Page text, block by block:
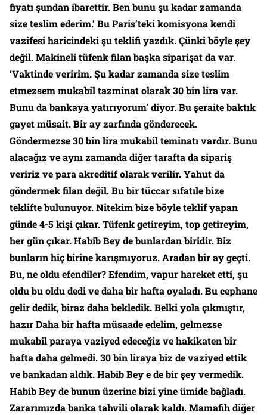
fiyatı şundan ibarettir. Ben bunu şu kadar zamanda
size teslim ederim.’ Bu Paris’teki komisyona kendi
vazifesi haricindeki şu teklifi yazdık. Çünki böyle şey
değil. Makineli tüfenk filan başka siparişat da var.
‘Vaktinde veririm. Şu kadar zamanda size teslim
etmezsem mukabil tazminat olarak 30 bin lira var.
Bunu da bankaya yatırıyorum’ diyor. Bu şeraite baktık
gayet müsait. Bir ay zarfında gönderecek.
Göndermezse 30 bin lira mukabil teminatı vardır. Bunu
alacağız ve aynı zamanda diğer tarafta da sipariş
veririz ve para akreditif olarak verilir. Yahut da
göndermek filan değil. Bu bir tüccar sıfatıle bize
teklifte bulunuyor.Nitekim bize böyle teklif yapan
günde 4-5 kişi çıkar. Tüfenk getireyim, top getireyim,
her gün çıkar. Habib Bey de bunlardan biridir. Biz
bunların hiç birine karışmıyoruz. Aradan bir ay geçti.
Bu, ne oldu efendiler? Efendim, vapur hareket etti, şu
oldu bu oldu dedi ve daha bir hafta oyaladı. Bu cephane
gelir dedik, biraz daha bekledik. Belki yola çıkmıştır,
hazır Daha bir hafta müsaade edelim, gelmezse
mukabil paraya vaziyed edeceğiz ve hakikaten bir
hafta daha gelmedi. 30 bin liraya biz de vaziyed ettik
ve bankadan aldık. Habib Bey e de bir şey vermedik.
Habib Bey de bunun üzerine bizi yine ümide bağladı.
Zararımızda banka tahvili olarak kaldı. Mamafih diğer